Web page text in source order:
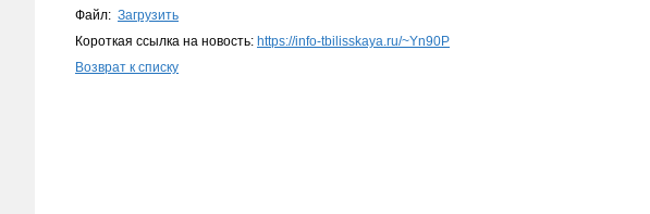
Файл: Загрузить
Короткая ссылка на новость: https://info-tbilisskaya.ru/~Yn90P
Возврат к списку